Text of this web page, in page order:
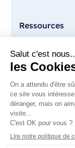
Ressources
Guides
Démo
Contact